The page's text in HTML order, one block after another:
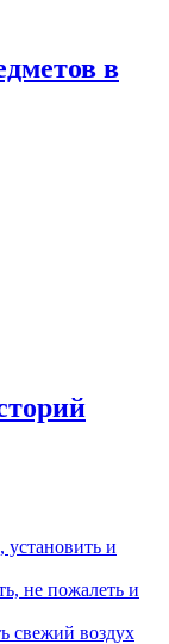
в
и
не пожалеть и
свежий воздух